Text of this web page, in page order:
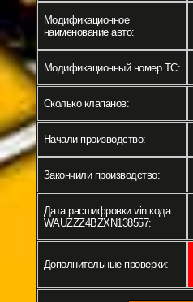
Модификационное
наименование авто:
Модификационный номер ТС:
Сколько клапанов:
Начали производство:
Закончили производство:
Дата расшифровки vin кода
WAUZZZ4BZXN138557:
Дополнительные проверки: